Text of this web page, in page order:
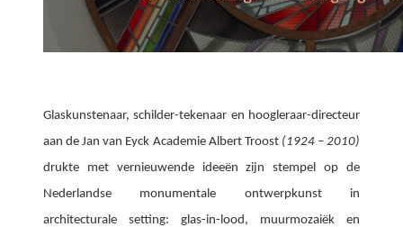
Glaskunstenaar, schilder-tekenaar en hoogleraar-directeur
aan de Jan van Eyck Academie Albert Troost (1924 – 2010)
drukte met vernieuwende ideeën zijn stempel op de
Nederlandse monumentale ontwerpkunst in
architecturale setting: glas-in-lood, muurmozaiëk en